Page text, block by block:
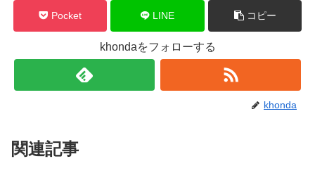
Pocket LINE コピー
khondaをフォローする
khonda
関連記事